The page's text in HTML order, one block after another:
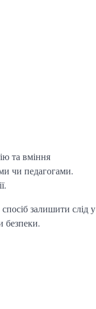
та вміння
чи педагогами.
залишити слід у
безпеки.